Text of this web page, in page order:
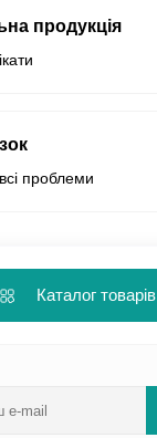
продукція
проблеми
Каталог товарів